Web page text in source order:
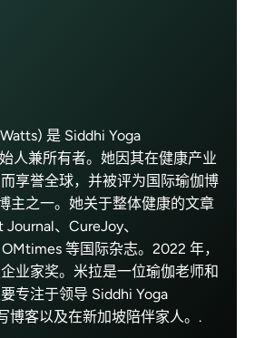
是 Siddhi Yoga
人兼所有者。她因其在健康产业
享誉全球，并被评为国际瑜伽博
主之一。她关于整体健康的文章
、CureJoy、
等国际杂志。2022 年，
业家奖。米拉是一位瑜伽老师和
专注于领导 Siddhi Yoga
博客以及在新加坡陪伴家人。.